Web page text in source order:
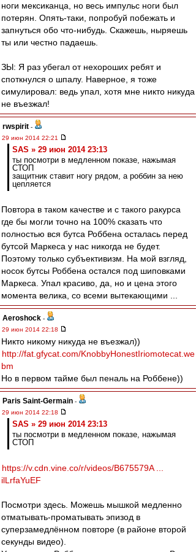
ноги мексиканца, но весь импульс ноги был
потерян. Опять-таки, попробуй побежать и
запнуться обо что-нибудь. Скажешь, ныряешь
ты или честно падаешь.
ЗЫ: Я раз убегал от нехороших ребят и
споткнулся о шпалу. Наверное, я тоже
симулировал: ведь упал, хотя мне никто никуда
не въезжал!
rwspirit -
29 июн 2014 22:21
SAS » 29 июн 2014 23:13
ты посмотри в медленном показе, нажымая
СТОП
защитник ставит ногу рядом, а роббин за нею
цепляется
Повтора в таком качестве и с такого ракурса
где бы могли точно на 100% сказать что
полностью вся бутса Роббена осталась перед
бутсой Маркеса у нас никогда не будет.
Поэтому только субъективизм. На мой взгляд,
носок бутсы Роббена остался под шиповками
Маркеса. Упал красиво, да, но и цена этого
момента велика, со всеми вытекающими ...
Aeroshock -
29 июн 2014 22:18
Никто никому никуда не въезжал))
http://fat.gfycat.com/KnobbyHonestIriomotecat.we
bm
Но в первом тайме был пеналь на Роббене))
Paris Saint-Germain -
29 июн 2014 22:18
SAS » 29 июн 2014 23:13
ты посмотри в медленном показе, нажымая
СТОП
https://v.cdn.vine.co/r/videos/B675579A ...
ilLrfaYuEF
Посмотри здесь. Можешь мышкой медленно
отматывать-проматывать эпизод в
суперзамедлённом повторе (в районе второй
секунды видео).